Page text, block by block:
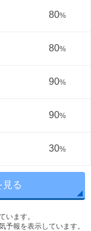
80%
80%
90%
90%
30%
見る
います。
報を表示しています。